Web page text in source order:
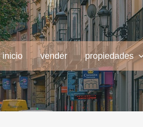
inicio vender propiedades